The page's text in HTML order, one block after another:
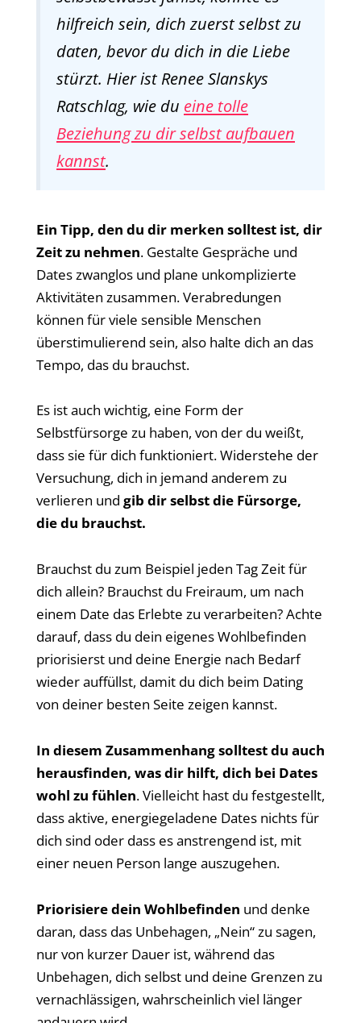
hilfreich sein, dich zuerst selbst zu
daten, bevor du dich in die Liebe
stürzt. Hier ist Renee Slanskys
Ratschlag, wie du eine tolle
Beziehung zu dir selbst aufbauen
kannst.
Ein Tipp, den du dir merken solltest ist, dir
Zeit zu nehmen. Gestalte Gespräche und
Dates zwanglos und plane unkomplizierte
Aktivitäten zusammen. Verabredungen
können für viele sensible Menschen
überstimulierend sein, also halte dich an das
Tempo, das du brauchst.
Es ist auch wichtig, eine Form der
Selbstfürsorge zu haben, von der du weißt,
dass sie für dich funktioniert. Widerstehe der
Versuchung, dich in jemand anderem zu
verlieren und gib dir selbst die Fürsorge,
die du brauchst.
Brauchst du zum Beispiel jeden Tag Zeit für
dich allein? Brauchst du Freiraum, um nach
einem Date das Erlebte zu verarbeiten? Achte
darauf, dass du dein eigenes Wohlbefinden
priorisierst und deine Energie nach Bedarf
wieder auffüllst, damit du dich beim Dating
von deiner besten Seite zeigen kannst.
In diesem Zusammenhang solltest du auch
herausfinden, was dir hilft, dich bei Dates
wohl zu fühlen. Vielleicht hast du festgestellt,
dass aktive, energiegeladene Dates nichts für
dich sind oder dass es anstrengend ist, mit
einer neuen Person lange auszugehen.
Priorisiere dein Wohlbefinden und denke
daran, dass das Unbehagen, „Nein“ zu sagen,
nur von kurzer Dauer ist, während das
Unbehagen, dich selbst und deine Grenzen zu
vernachlässigen, wahrscheinlich viel länger